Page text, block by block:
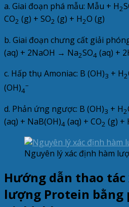
a. Giai đoạn phá mẫu: Mẫu + H2
CO2 (g) + SO2 (g) + H2O (g)
b. Giai đoạn chưng cất giải
(aq) + 2NaOH → Na2SO4 (aq) +
c. Hấp thụ Amoniac: B (OH)3 + H2
(OH)4
–
d. Phản ứng ngược: B (OH)3 + H2
(aq) + NaB(OH)4 (aq) + CO2 (g) +
Nguyên lý xác định hàm
Hướng dẫn thao
lượng Protein bằng